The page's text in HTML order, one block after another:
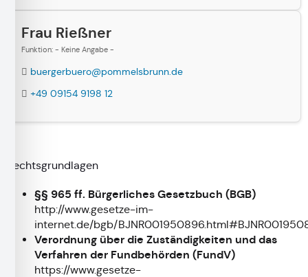
Frau Rießner
Funktion: - Keine Angabe -
buergerbuero@pommelsbrunn.de
+49 09154 9198 12
Rechtsgrundlagen
§§ 965 ff. Bürgerliches Gesetzbuch (BGB)
http://www.gesetze-im-
internet.de/bgb/
Verordnung über die Zuständigkeiten und das
Verfahren der Fundbehörden (FundV)
https://www.gesetze-